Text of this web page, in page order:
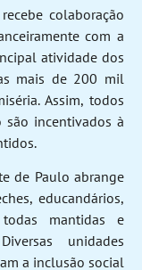
colaboração
com a
atividade dos
mais de 200 mil
Assim, todos
incentivados à
de Paulo abrange
educandários,
mantidas e
unidades
a inclusão social